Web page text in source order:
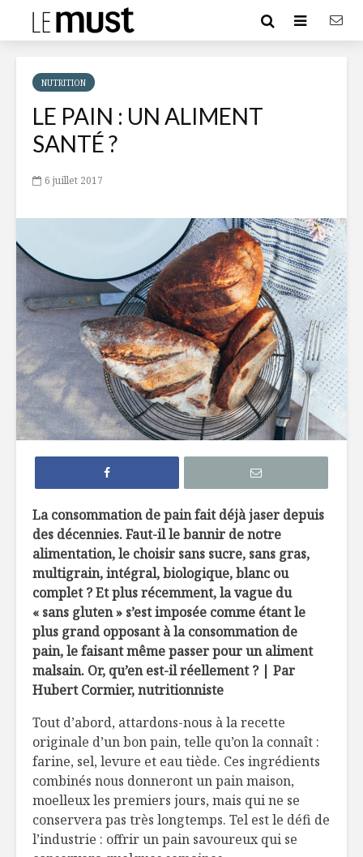
NUTRITION
LE PAIN : UN ALIMENT
SANTÉ ?
6 juillet 2017
La consommation de pain fait déjà jaser depuis
des décennies. Faut-il le bannir de notre
alimentation, le choisir sans sucre, sans gras,
multigrain, intégral, biologique, blanc ou
complet ? Et plus récemment, la vague du
« sans gluten » s’est imposée comme étant le
plus grand opposant à la consommation de
pain, le faisant même passer pour un aliment
malsain. Or, qu’en est-il réellement ? | Par
Hubert Cormier, nutritionniste
Tout d’abord, attardons-nous à la recette
originale d’un bon pain, telle qu’on la connaît :
farine, sel, levure et eau tiède. Ces ingrédients
combinés nous donneront un pain maison,
moelleux les premiers jours, mais qui ne se
conservera pas très longtemps. Tel est le défi de
l’industrie : offrir un pain savoureux qui se
Efficaces, les
remèdes de grand-
mère?
hautement
nutritive
La créatine, poudre
miracle ?
le sucre
ses
sabot
Divertir les
parents aussi!
Les insectes dans
À chacun son vrai
poids
Lait
Boîte à